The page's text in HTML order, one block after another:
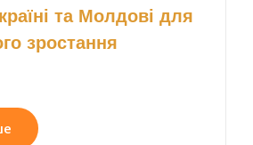
та Молдові для
зростання